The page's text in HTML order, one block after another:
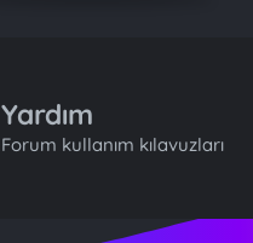
Yardım
Forum kullanım kılavuzları